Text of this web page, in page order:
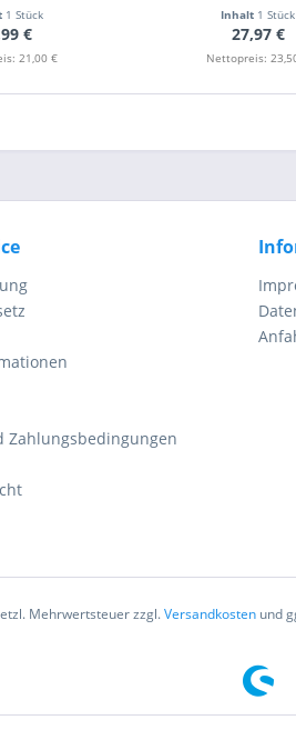
1 Stück
€
21,00 €
Inhalt 1 Stück
27,97 €
Nettopreis:
Zahlungsbedingungen
Mehrwertsteuer zzgl.Versandkostenund